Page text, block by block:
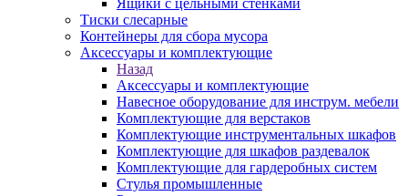
Ящики с цельными стенками
Тиски слесарные
Контейнеры для сбора мусора
Аксессуары и комплектующие
Назад
Аксессуары и комплектующие
Навесное оборудование для инструм. мебели
Комплектующие для верстаков
Комплектующие инструментальных шкафов
Комплектующие для шкафов раздевалок
Комплектующие для гардеробных систем
Стулья промышленные